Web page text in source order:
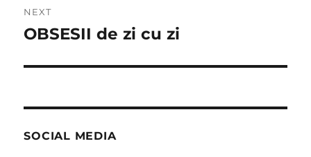
NEXT
Next
OBSESII de zi cu zi
SOCIAL MEDIA